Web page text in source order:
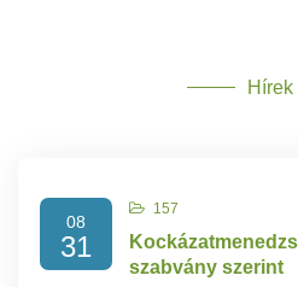
Hírek
08
31
157
szabvány szerint